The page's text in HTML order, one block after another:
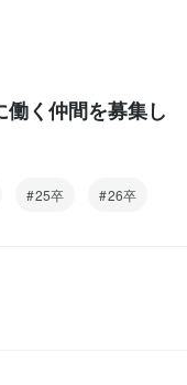
く仲間を募集し
25卒 26卒